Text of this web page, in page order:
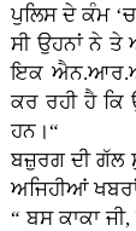
ਪੁਲਿਸ ਦੇ ਕੰਮ
ਸੀ ਉਹਨਾਂ ਨੇ ਤੇ
ਇਕ
ਕਰ ਰਹੀ ਹੈ ਕਿ
ਹਨ।“
ਬਜ਼ੁਰਗ ਦੀ
ਅਜਿਹੀਆਂ
“ ਬਸ ਕਾਕਾ